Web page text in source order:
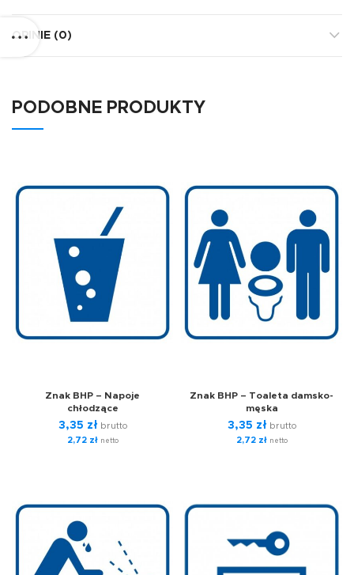
OPINIE (0)
PODOBNE PRODUKTY
Znak BHP – Napoje
chłodzące
3,35 zł brutto
2,72 złnetto
Znak BHP – Toaleta damsko-
męska
3,35 zł brutto
2,72 złnetto